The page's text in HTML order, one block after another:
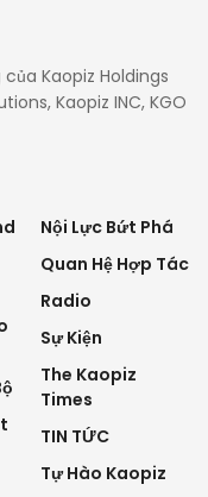
Kaopiz Holdings
Kaopiz INC, KGO
Nội Lực Bứt Phá
Quan Hệ Hợp Tác
Radio
Sự Kiện
The Kaopiz
Times
TIN TỨC
Tự Hào Kaopiz